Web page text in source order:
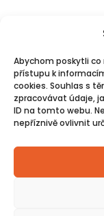
Abychom poskytli co
přístupu k
cookies. Souhlas s
zpracovávat údaje,
ID na tomto webu.
nepříznivě ovlivnit
Povinné
GDPR
Cookies